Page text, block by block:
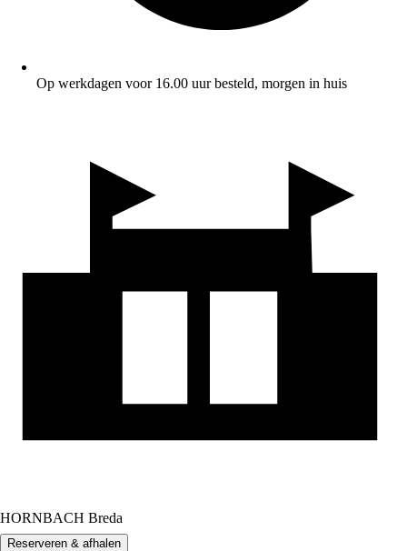
Op werkdagen voor 16.00 uur besteld, morgen in huis
HORNBACH Breda
Reserveren & afhalen